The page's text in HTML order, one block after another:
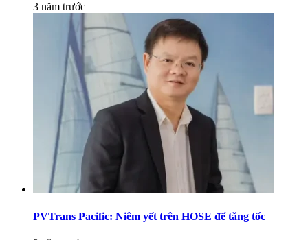
3 năm trước
PVTrans Pacific: Niêm yết trên HOSE để tăng tốc